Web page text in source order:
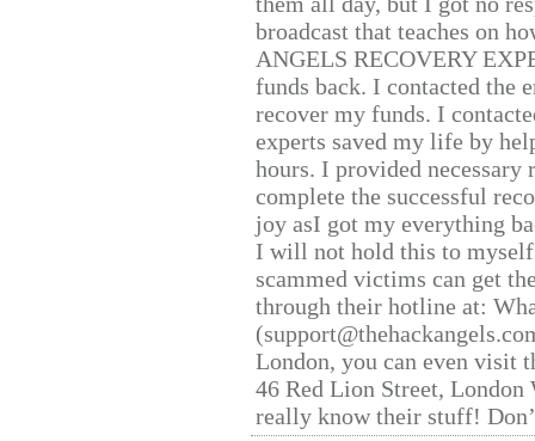
broadcast that teaches on
ANGELS RECOVERY
funds back. I contacted the
recover my funds. I
experts saved my life by
hours. I provided
complete the successful
joy asI got my everything
I will not hold this to
scammed victims can get
through their hotline at:
London, you can even visit
46 Red Lion Street, London
really know their stuff!